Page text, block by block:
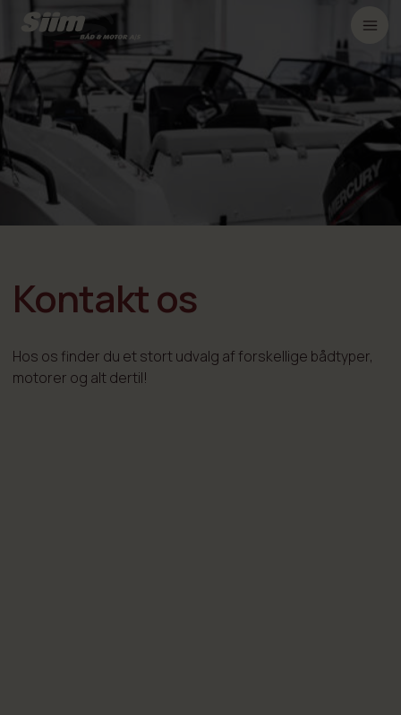
Kontakt os
Hos os finder du et stort udvalg af forskellige bådtyper,
motorer og alt dertil!